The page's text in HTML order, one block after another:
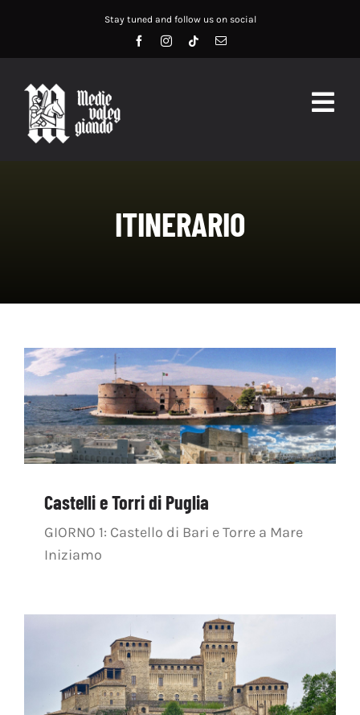
contenuto
Stay tuned and follow us on social
OFF TOPIC
CONTATTI
Cerca
ITINERARIO
Castelli e Torri di Puglia
GIORNO 1: Castello di Bari e Torre a Mare
Iniziamo